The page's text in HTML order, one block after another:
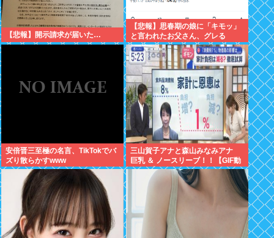
【悲報】開示請求が届いた…
【悲報】思春期の娘に「キモッ」
と言われたお父さん、グレる
安倍晋三至極の名言、TikTokでバ
ズり散らかすwww
三山賀子アナと森山みなみアナ
巨乳 ＆ ノースリーブ！！【GIF動
画あり】